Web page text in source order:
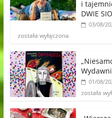
i
DWIE
03/08/
została wyłączona
01/08/
została